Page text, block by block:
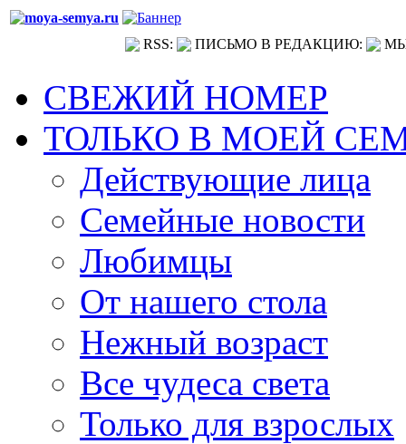
RSS: ПИСЬМО В РЕДАКЦИЮ:
СВЕЖИЙ НОМЕР
ТОЛЬКО В МОЕЙ
Действующие лица
Семейные новости
Любимцы
От нашего стола
Нежный возраст
Все чудеса света
Только для взрослых